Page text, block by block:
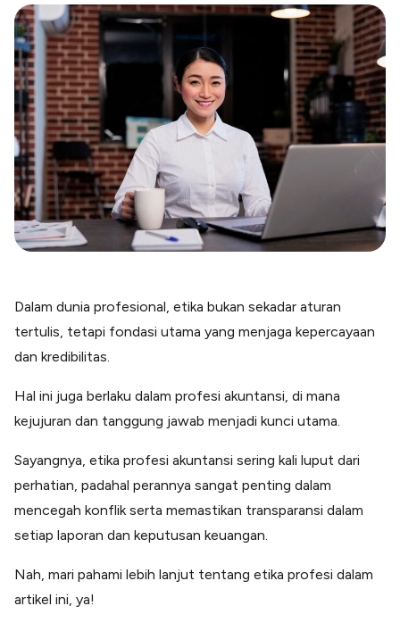
Paper XB
Bayar luar negeri pakai kartu kredit
Kartu Kredit Bisnis
Satu kartu untuk bisnis & personal
Paper Horizon
Kartu korporat expense terlengkap
Solusi Industri
Food & Beverages
Health & Beauty
Terima Pembayaran Instan Dan CC
Open API
Software Akuntansi
Pencatatan Laporan Keuangan Gratis
Integrasi Accurate
Blog
Kumpulan tips dan informasi bisnis
Dalam dunia profesional, etika bukan sekadar aturan
tertulis, tetapi fondasi utama yang menjaga kepercayaan
dan kredibilitas.
Hal ini juga berlaku dalam profesi akuntansi, di mana
kejujuran dan tanggung jawab menjadi kunci utama.
Sayangnya, etika profesi akuntansi sering kali luput dari
perhatian, padahal perannya sangat penting dalam
mencegah konflik serta memastikan transparansi dalam
setiap laporan dan keputusan keuangan.
Nah, mari pahami lebih lanjut tentang etika profesi dalam
artikel ini, ya!